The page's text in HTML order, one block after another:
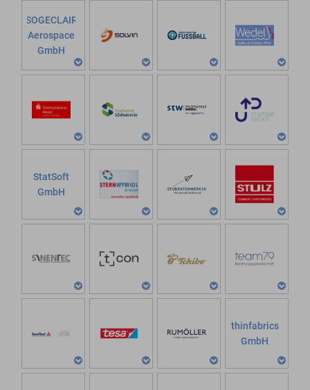
SOGECLAIR
Aerospace
GmbH
StatSoft
GmbH
thinfabrics
GmbH